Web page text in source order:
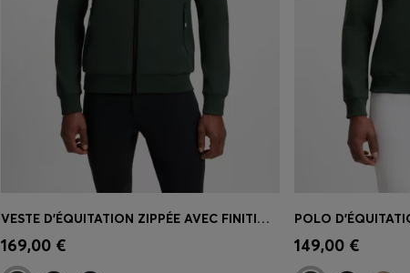
Achat rapide
taille)
VESTE D’ÉQUITATION ZIPPÉE AVEC FINITIONS À RAYURES EMBLÉMATIQUES
169,00 € Achat rapide
taille)
149,00 €